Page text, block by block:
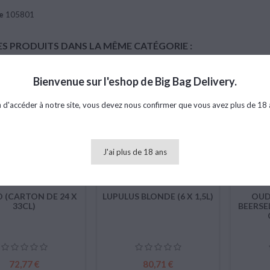
105801
PRODUITS DANS LA MÊME CATÉGORIE :
(CARTON DE 24 X
33CL)
Prix
72,77 €
favorite_border
LUPULUS BLONDE (6 X 1,5L)
Prix
80,71 €
favorite_border
Bienvenue sur l'eshop de Big Bag Delivery.
d'accéder à notre site, vous devez nous confirmer que vous avez plus de 18
J'ai plus de 18 ans